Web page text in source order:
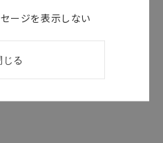
オムロン コネ
クタセレクショ
ージを表示しない
じる